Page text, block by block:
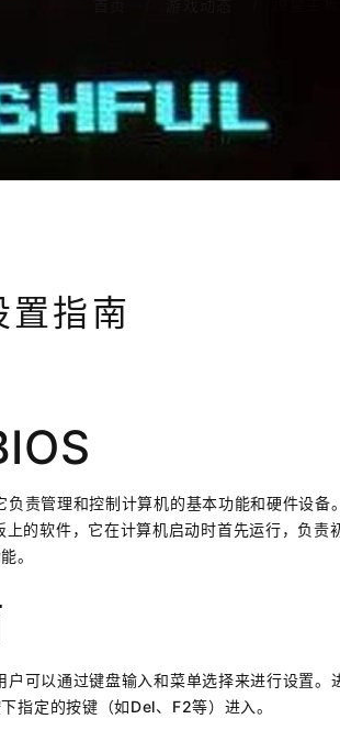
指南
责管理和控制计算机的基本功能和硬件设备
的软件，它在计算机启动时首先运行，负责
。
可以通过键盘输入和菜单选择来进行设置。
指定的按键（如Del、F2等）进入。